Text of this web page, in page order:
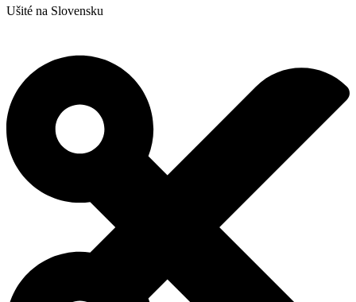
Ušité na Slovensku